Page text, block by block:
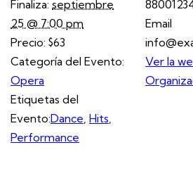
Finaliza: septiembre
25 @ 7:00 pm
Precio: $63
Categoría del Evento:
Opera
Etiquetas del
Evento:Dance, Hits,
Performance
Email
Ver la